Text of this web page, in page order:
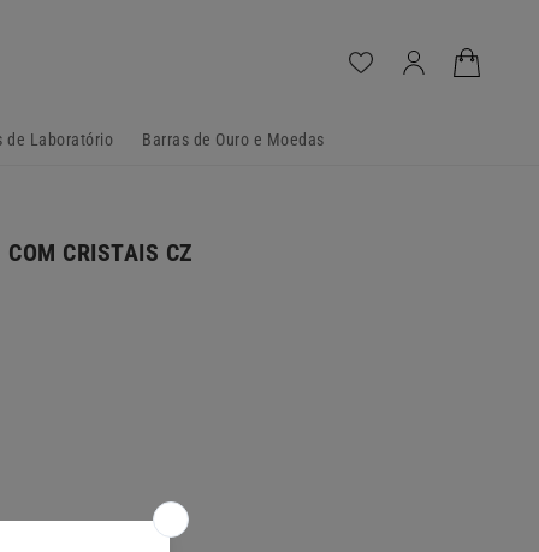
de Laboratório Barras de Ouro e Moedas
Iniciar
sessão
Carrinho
COM CRISTAIS CZ